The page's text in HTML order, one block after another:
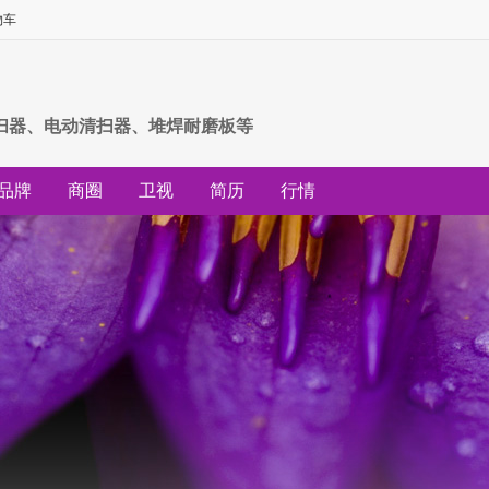
车
器、电动清扫器、堆焊耐磨板等
牌 商圈 卫视 简历 行情